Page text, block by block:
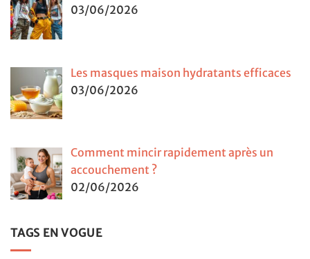
03/06/2026
Les masques maison hydratants efficaces
03/06/2026
Comment mincir rapidement après un
accouchement ?
02/06/2026
TAGS EN VOGUE